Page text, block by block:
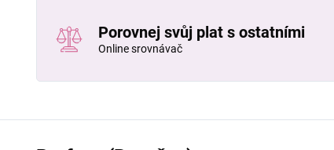
Porovnej svůj plat s ostatními
Online srovnávač